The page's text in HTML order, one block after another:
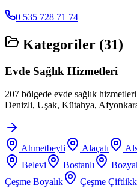
0 535 728 71 74
Kategoriler (31)
Evde Sağlık Hizmetleri
207 bölgede evde sağlık
Denizli, Uşak, Kütahya,
Ahmetbeyli Alaçatı
Belevi
Bostanlı
Çeşme Boyalık
Çeşme